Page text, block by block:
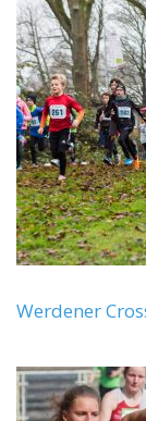
Werdener